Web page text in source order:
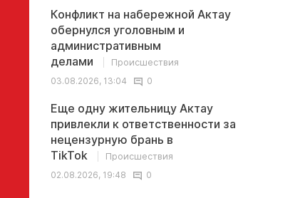
Конфликт на набережной Актау
обернулся уголовным и
административным
делами
Происшествия
03.08.2026, 13:04
0
Еще одну жительницу Актау
привлекли к ответственности за
нецензурную брань в
TikTok
Происшествия
02.08.2026, 19:48
0